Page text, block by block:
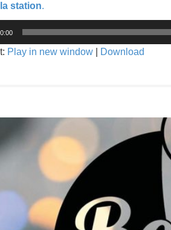
station.
Play in new window Download